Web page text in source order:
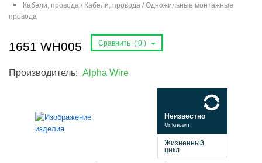
Кабели, провода / Кабели, провода / Одножильные монтажные
провода
1651 WH005 Сравнить ( 0 )
Производитель: Alpha Wire